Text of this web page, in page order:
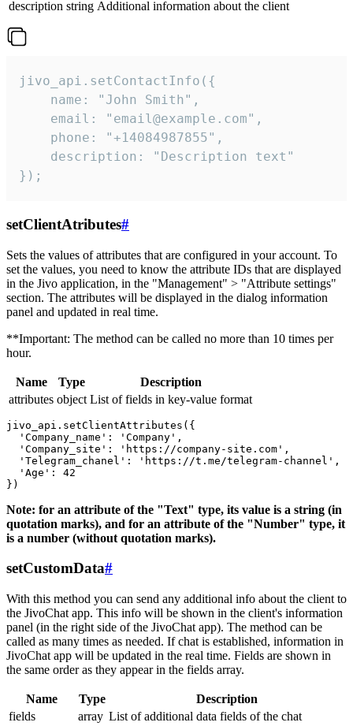
description string Additional information about the client
jivo_api.setContactInfo({
    name: "John Smith",
    email: "email@example.com",
    phone: "+14084987855",
    description: "Description text"
});
setClientAtributes#
Sets the values ​​of attributes that are configured in your account. To
set the values, you need to know the attribute IDs that are displayed
in the Jivo application, in the "Management" > "Attribute settings"
section. The attributes will be displayed in the dialog information
panel and updated in real time.
**Important: The method can be called no more than 10 times per
hour.
Name Type
Description
attributes object List of fields in key-value format
jivo_api.setClientAttributes({
  'Company_name': 'Company',
  'Company_site': 'https://company-site.com',
  'Telegram_chanel': 'https://t.me/telegram-channel',
  'Age': 42
Note: for an attribute of the "Text" type, its value is a string (in
quotation marks), and for an attribute of the "Number" type, it
is a number (without quotation marks).
setCustomData#
With this method you can send any additional info about the client to
the JivoChat app. This info will be shown in the client's information
panel (in the right side of the JivoChat app). The method can be
called as many times as needed. If chat is established, information in
JivoChat app will be updated in the real time. Fields are shown in
the same order as they appear in the fields array.
Name Type
Description
fields
array List of additional data fields of the chat